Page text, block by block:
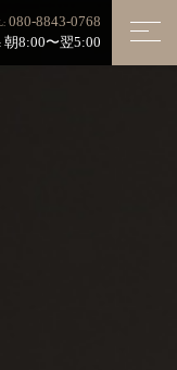
080-8843-0768
朝8:00〜翌5:00